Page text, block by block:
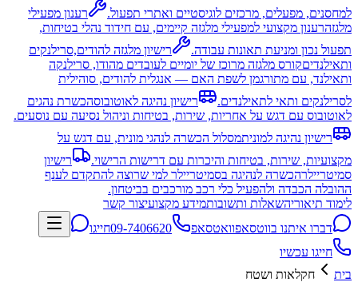
למחסנים, מפעלים, מרכזים לוגיסטיים ואתרי תפעול.
רענון מפעילי
מלגזהרענון מקצועי למפעילי מלגזה קיימים, עם חידוד נהלי בטיחות,
תפעול נכון ומניעת תאונות עבודה.
רישיון מלגזה להודים,סרילנקים
ותאילנדיםקורס מלגזה מרוכז של יומיים לעובדים מהודו, סרילנקה
ותאילנד, עם מתורגמן לשפת האם — אנגלית להודים, סוהילית
לסרילנקים ותאי לתאילנדים.
רישיון נהיגה לאוטובוסהכשרת נהגים
לאוטובוס עם דגש על אחריות, שירות, בטיחות וניהול נסיעה עם נוסעים.
רישיון נהיגה למוניתמסלול הכשרה לנהגי מונית, עם דגש על
מקצועיות, שירות, בטיחות והיכרות עם דרישות הרישוי.
רישיון
סמיטריילרהכשרה לנהיגה בסמיטריילר למי שרוצה להתקדם לענף
ההובלה הכבדה ולהפעיל כלי רכב מורכבים בביטחון.
לימוד תיאוריהשאלות ותשובותמידע מקצועיצור קשר
דברו איתנו בווטסאפוואטסאפ 09-7406620חייגו
חייגו עכשיו
בית
חקלאות ושטח